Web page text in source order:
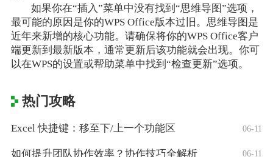
如果你在“插入”菜单中没有找到“思维导图”选项，
最可能的原因是你的WPS Office版本过旧。思维导图是
近年来新增的核心功能。请确保将你的WPS Office客户
端更新到最新版本，通常更新后该功能就会出现。你可
以在WPS的设置或帮助菜单中找到“检查更新”选项。
热门攻略
Excel 快捷键：移至下/上一个功能区 06-11
如何提升团队协作效率？协作技巧全解析 06-11